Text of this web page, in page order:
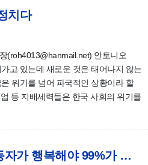
치다
(roh4013@hanmail.net) 안토니오
고 있는데 새로운 것은 태어나지 않는
위기를 넘어 파국적인 상황이라 할
등 지배세력들은 한국 사회의 위기를
[연구소의 창] 여성노동자가 행복해야 99%가 행복할 수 있다